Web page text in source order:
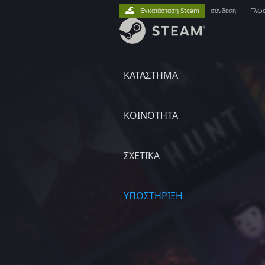
ΚΑΤΑΣΤΗΜΑ
ΚΟΙΝΟΤΗΤΑ
ΣΧΕΤΙΚΆ
ΥΠΟΣΤΗΡΙΞΗ
Εγκατάσταση Steam σύνδεση